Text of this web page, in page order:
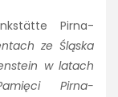
Pirna-
ze Śląska
w latach
Pirna-